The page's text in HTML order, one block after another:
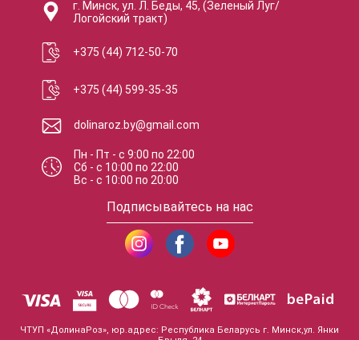
г. Минск, ул. Л. Беды, 45, (Зеленый Луг/
Логойский тракт)
+375 (44) 712-50-70
+375 (44) 599-35-35
dolinaroz.by@gmail.com
Пн - Пт -с 9:00по 22:00
Сб -с 10:00по 22:00
Вс -с 10:00по 20:00
Подписывайтесь на нас
ЧТУП «ДолинаРоз», юр.адрес: Республика Беларусь г. Минск,ул. Янки